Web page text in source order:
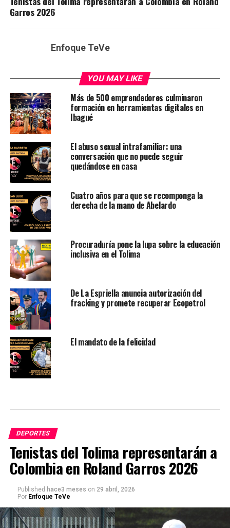
Garros 2026
Enfoque TeVe
YOU MAY LIKE
Más de 500 emprendedores culminaron
formación en herramientas digitales en
Ibagué
El abuso sexual intrafamiliar: una
conversación que no puede seguir
quedándose en casa
Cuatro años para que se recomponga la
derecha de la mano de Abelardo
Procuraduría pone la lupa sobre la educación
inclusiva en el Tolima
De La Espriella anuncia autorización del
fracking y promete recuperar Ecopetrol
El mandato de la felicidad
DEPORTES
Tenistas del Tolima representarán a
Colombia en Roland Garros 2026
Published hace3 meses on 29 abril, 2026
Por Enfoque TeVe